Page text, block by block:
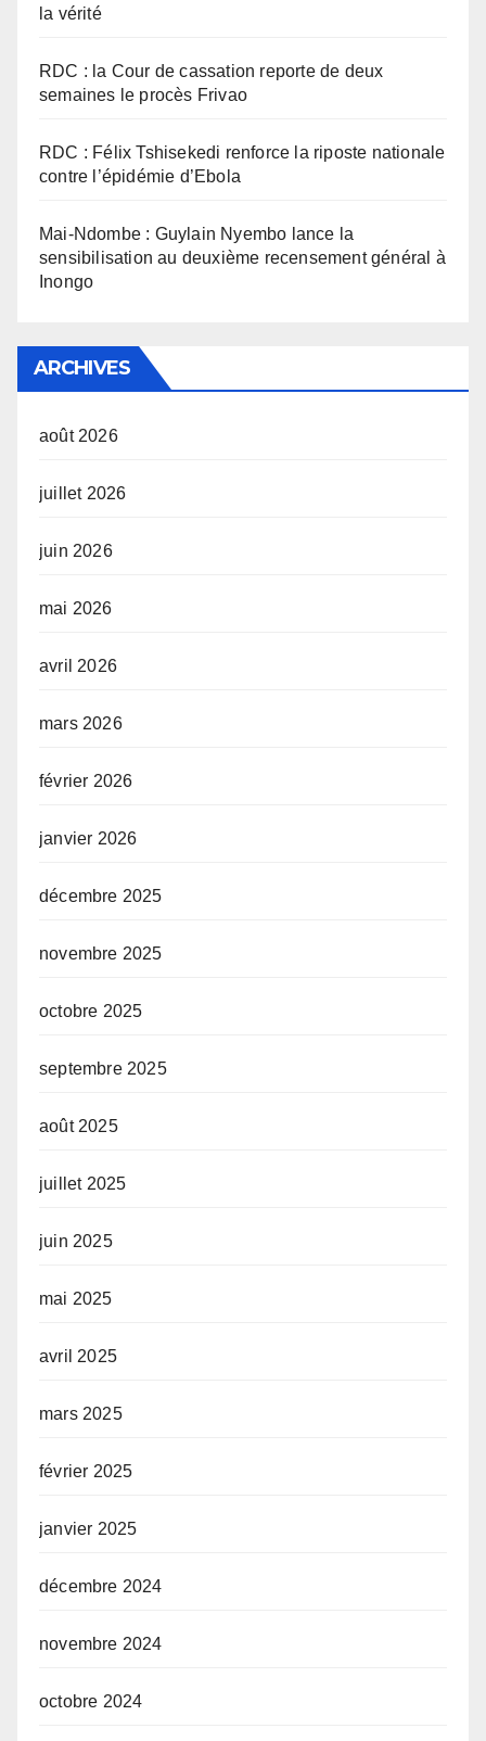
la vérité
RDC : la Cour de cassation reporte de deux
semaines le procès Frivao
RDC : Félix Tshisekedi renforce la riposte nationale
contre l’épidémie d’Ebola
Mai-Ndombe : Guylain Nyembo lance la
sensibilisation au deuxième recensement général à
Inongo
ARCHIVES
août 2026
juillet 2026
juin 2026
mai 2026
avril 2026
mars 2026
février 2026
janvier 2026
décembre 2025
novembre 2025
octobre 2025
septembre 2025
août 2025
juillet 2025
juin 2025
mai 2025
avril 2025
mars 2025
février 2025
janvier 2025
décembre 2024
novembre 2024
octobre 2024